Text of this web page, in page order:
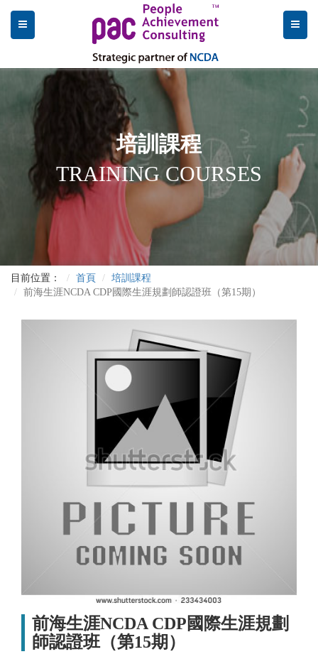
培訓課程
TRAINING COURSES
目前位置： 首頁
培訓課程
前海生涯NCDA CDP國際生涯規劃師認證班（第15期）
前海生涯NCDA CDP國際生涯規劃
師認證班（第15期）